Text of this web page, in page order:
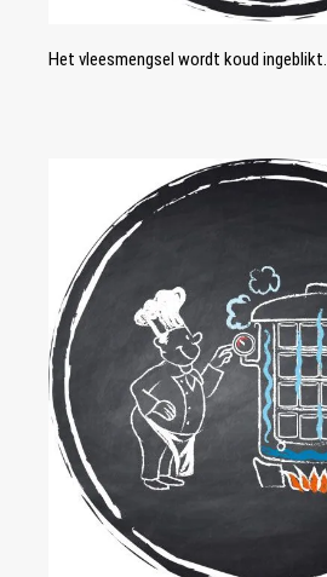
Het vleesmengsel wordt koud ingeblikt.